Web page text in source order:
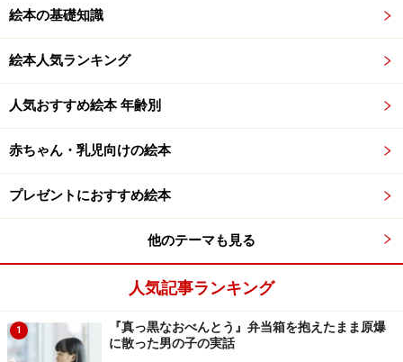
ン」。アルカリ性といえば「せっけん水」が代表選手で
すね。
絵本の基礎知識
絵本人気ランキング
人気おすすめ絵本 年齢別
赤ちゃん・乳児向けの絵本
プレゼントにおすすめ絵本
他のテーマも見る
人気記事ランキング
1
『真っ黒なおべんとう』弁当箱を抱えたまま原爆
に散った男の子の実話